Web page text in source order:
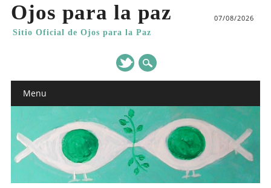
Ojos para la paz
Sitio Oficial de Ojos para la Paz
07/08/2026
Main menu
Menu